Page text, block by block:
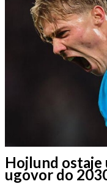
Hojlund ostaje
ugovor do